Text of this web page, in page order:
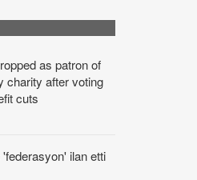
as patron of
charity after voting
cuts
ilan etti